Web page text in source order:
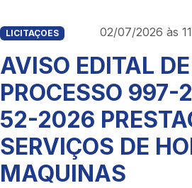
LICITAÇOES 02/07/2026 às
AVISO EDITAL
PROCESSO 997-
52-2026
SERVIÇOS DE
MAQUINAS